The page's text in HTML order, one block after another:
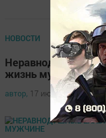
НОВОСТИ
Неравнодушные
жизнь мужчине
автор, 17 июля 2018 - 11:26